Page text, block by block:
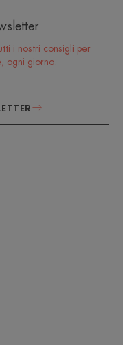
i nostri consigli per
ogni giorno.